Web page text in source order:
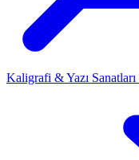
Kaligrafi & Yazı Sanatları